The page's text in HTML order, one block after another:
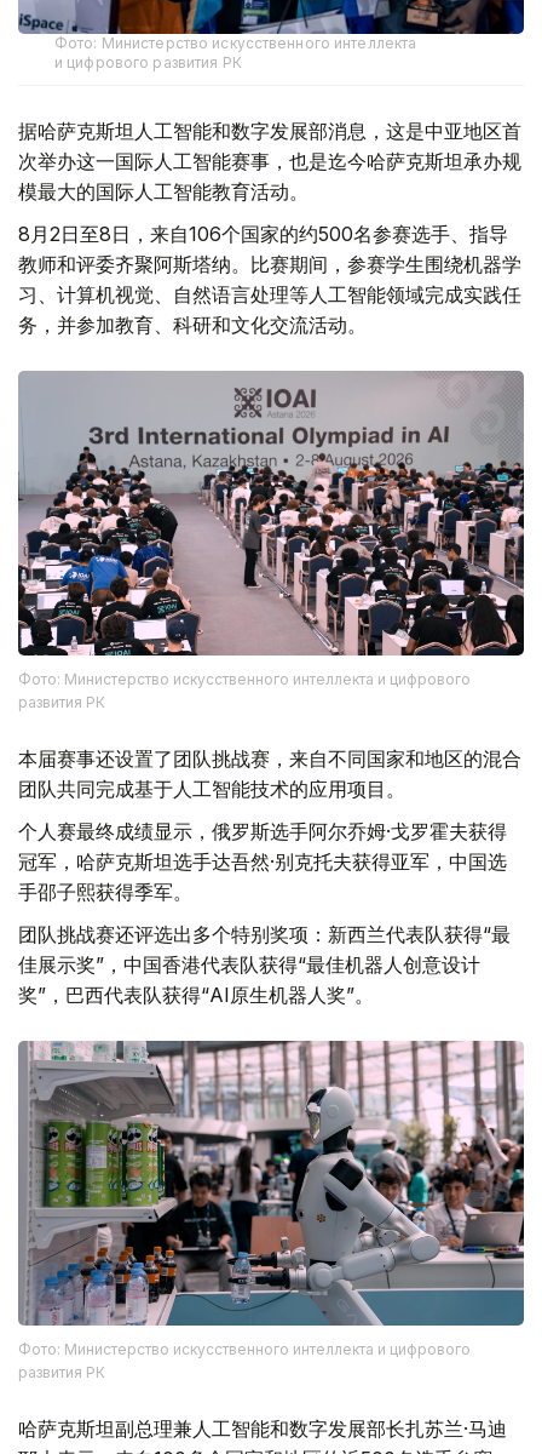
Фото: Министерство искусственного интеллекта
и цифрового развития РК
据哈萨克斯坦人工智能和数字发展部消息，这是中亚地区首
次举办这一国际人工智能赛事，也是迄今哈萨克斯坦承办规
模最大的国际人工智能教育活动。
8月2日至8日，来自106个国家的约500名参赛选手、指导
教师和评委齐聚阿斯塔纳。比赛期间，参赛学生围绕机器学
习、计算机视觉、自然语言处理等人工智能领域完成实践任
务，并参加教育、科研和文化交流活动。
Фото: Министерство искусственного интеллекта и цифрового
развития РК
本届赛事还设置了团队挑战赛，来自不同国家和地区的混合
团队共同完成基于人工智能技术的应用项目。
个人赛最终成绩显示，俄罗斯选手阿尔乔姆·戈罗霍夫获得
冠军，哈萨克斯坦选手达吾然·别克托夫获得亚军，中国选
手邵子熙获得季军。
团队挑战赛还评选出多个特别奖项：新西兰代表队获得“最
佳展示奖”，中国香港代表队获得“最佳机器人创意设计
奖”，巴西代表队获得“AI原生机器人奖”。
Фото: Министерство искусственного интеллекта и цифрового
развития РК
哈萨克斯坦副总理兼人工智能和数字发展部长扎苏兰·马迪